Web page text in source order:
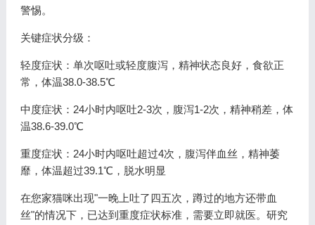
警惕。
关键症状分级：
轻度症状：单次呕吐或轻度腹泻，精神状态良好，食欲正
常，体温38.0-38.5℃
中度症状：24小时内呕吐2-3次，腹泻1-2次，精神稍差，体
温38.6-39.0℃
重度症状：24小时内呕吐超过4次，腹泻伴血丝，精神萎
靡，体温超过39.1℃，脱水明显
在您家猫咪出现"一晚上吐了四五次，蹲过的地方还带血
丝"的情况下，已达到重度症状标准，需要立即就医。研究